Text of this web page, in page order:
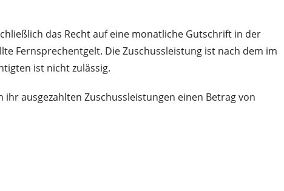
das Recht auf eine monatliche Gutschrift in der
Fernsprechentgelt. Die Zuschussleistung ist nach dem im
ist nicht zulässig.
ausgezahlten Zuschussleistungen einen Betrag von